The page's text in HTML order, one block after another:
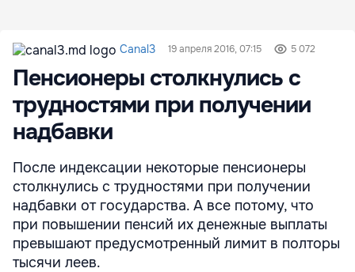
Canal3 19 апреля 2016, 07:15 5 072
Пенсионеры столкнулись с
трудностями при получении
надбавки
После индексации некоторые пенсионеры
столкнулись с трудностями при получении
надбавки от государства. А все потому, что
при повышении пенсий их денежные выплаты
превышают предусмотренный лимит в полторы
тысячи леев.